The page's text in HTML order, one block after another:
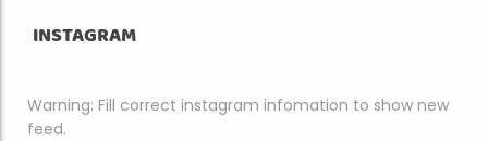
INSTAGRAM
Warning: Fill correct instagram infomation to show new
feed.